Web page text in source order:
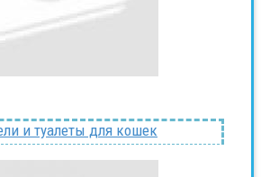
и туалеты для кошек